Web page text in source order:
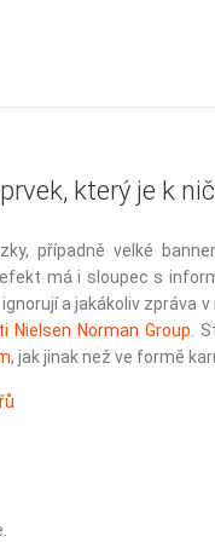
který je k
případně velké
má i sloupec s
a jakákoliv zpráva
Nielsen Norman Group .
, jak jinak než ve formě